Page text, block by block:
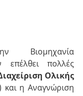
Βιομηχανία
επέλθει πολλές
Ολικής
και η Αναγνώριση